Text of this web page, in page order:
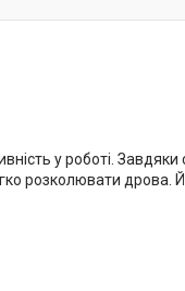
у роботі.
розколювати дрова.